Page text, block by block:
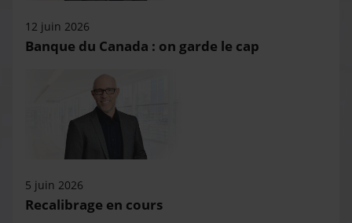
12 juin 2026
Banque du Canada : on garde le cap
5 juin 2026
Recalibrage en cours